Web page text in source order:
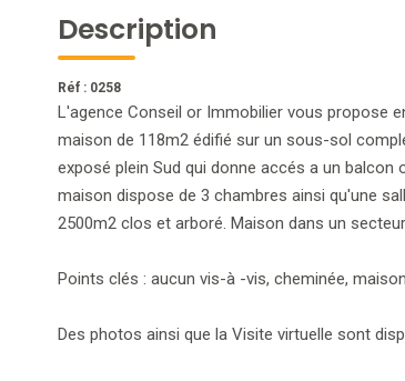
Description
Réf : 0258
L'agence Conseil or Immobilier vous propose
maison de 118m2 édifié sur un sous-sol
exposé plein Sud qui donne accés a un balcon
maison dispose de 3 chambres ainsi qu'une
2500m2 clos et arboré. Maison dans un
Points clés : aucun vis-à -vis, cheminée,
Des photos ainsi que la Visite virtuelle sont